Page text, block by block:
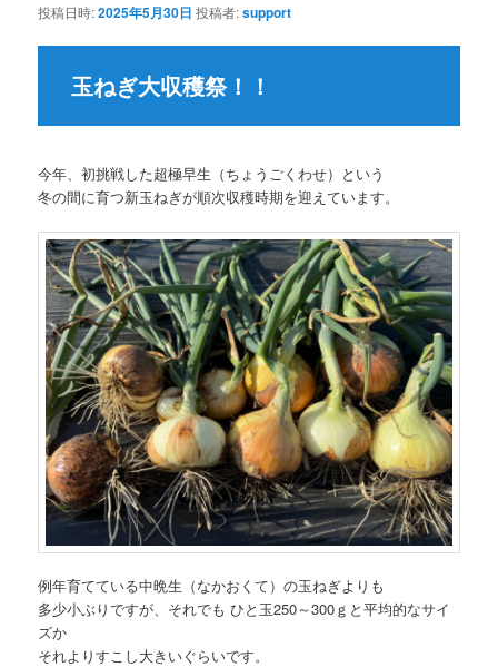
シ
投稿日時:2025年5月30日 投稿者:support
玉ねぎ大収穫祭！！
今年、初挑戦した超極早生（ちょうごくわせ）という
冬の間に育つ新玉ねぎが順次収穫時期を迎えています。
例年育てている中晩生（なかおくて）の玉ねぎよりも
多少小ぶりですが、それでも ひと玉250～300ｇと平均的なサイ
ズか
それよりすこし大きいぐらいです。